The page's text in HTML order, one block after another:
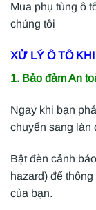
Mua phụ tùng ô
chúng tôi
XỬ LÝ Ô TÔ
1. Bảo đảm An
Ngay khi bạn
chuyển sang làn
Bật đèn cảnh
hazard) để
của bạn.